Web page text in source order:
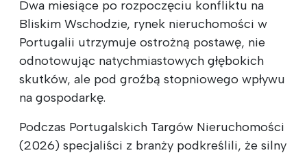
Dwa miesiące po rozpoczęciu konfliktu na
Bliskim Wschodzie, rynek nieruchomości w
Portugalii utrzymuje ostrożną postawę, nie
odnotowując natychmiastowych głębokich
skutków, ale pod groźbą stopniowego wpływu
na gospodarkę.
Podczas Portugalskich Targów Nieruchomości
(2026) specjaliści z branży podkreślili, że silny